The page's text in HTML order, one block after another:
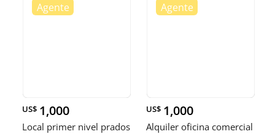
US$ 1,000
Local primer nivel prados
US$ 1,000
Alquiler oficina comercial